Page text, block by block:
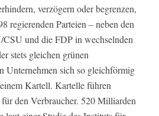
verzögern oder begrenzen,
regierenden Parteien – neben den
und die FDP in wechselnden
stets gleichen grünen
Unternehmen sich so gleichförmig
Kartell. Kartelle führen
den Verbraucher. 520 Milliarden